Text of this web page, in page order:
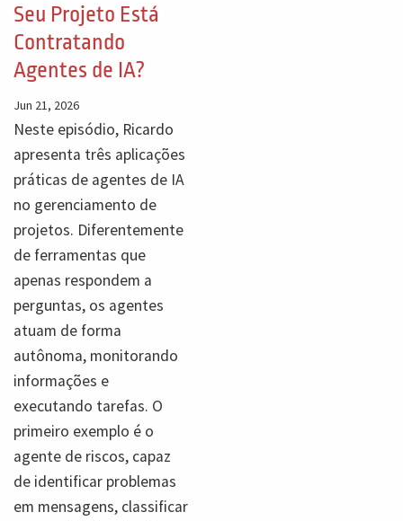
Seu Projeto Está
Contratando
Agentes de IA?
Jun 21, 2026
Neste episódio, Ricardo
apresenta três aplicações
práticas de agentes de IA
no gerenciamento de
projetos. Diferentemente
de ferramentas que
apenas respondem a
perguntas, os agentes
atuam de forma
autônoma, monitorando
informações e
executando tarefas. O
primeiro exemplo é o
agente de riscos, capaz
de identificar problemas
em mensagens, classificar